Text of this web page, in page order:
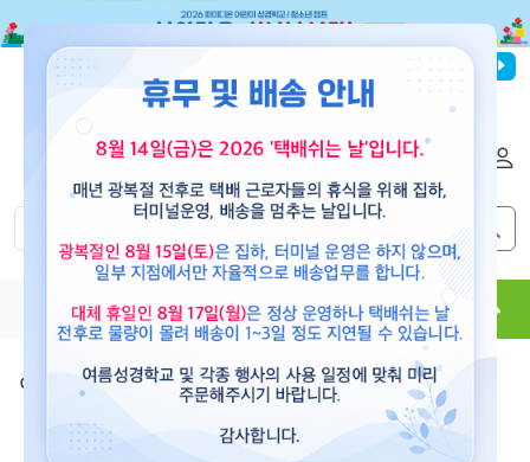
파이디온선교회
도서 뮤직 용품 현수막 콘텐츠
예수빌리지(공과) > 세계관 심화 과정 2
(세계관 심화과정2)유아부 교사용(24-48개월)-예수빌리지